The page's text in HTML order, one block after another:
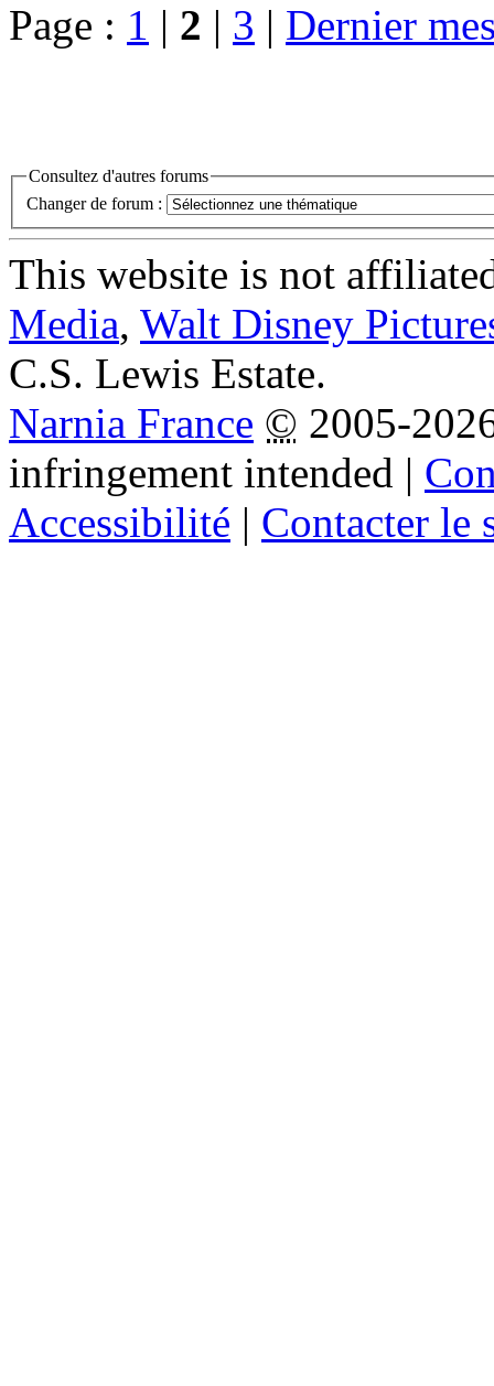
Page : 1 | 2 | 3 | Dernier
Consultez d'autres forums
Changer de forum :
This website is not
Media, Walt Disney
C.S. Lewis Estate.
Narnia France © 2005-
infringement intended |
Accessibilité | Contacter le